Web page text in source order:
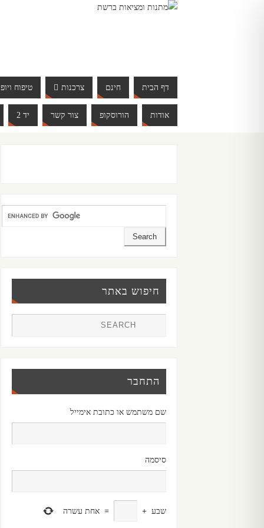
דף הבית חינם צרכנות טיפוח
אודות הורוסקופ צור קשר יד 2
חיפוש באתר
התחבר
שם משתמש או כתובת אימייל
סיסמה
שבע +
= אחת עשרה